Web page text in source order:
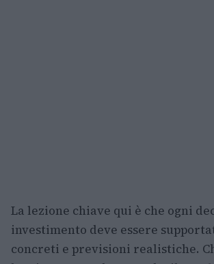
La lezione chiave qui è che ogni
investimento deve essere
concreti e previsioni realistiche.